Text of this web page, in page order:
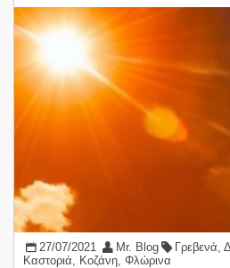
27/07/2021 Mr. Blog Γρεβενά
Καστοριά
Κοζάνη Φλώρινα